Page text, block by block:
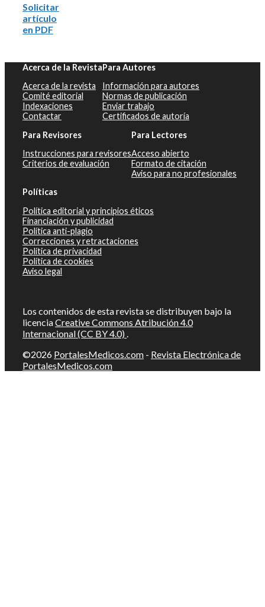
Solicitar
artículo
en PDF
Acerca de la Revista
Acerca de la revista
Comité editorial
Indexaciones
Contactar
Para Autores
Información para autores
Normas de publicación
Enviar trabajo
Certificados de autoría
Para Revisores
Instrucciones para revisores
Criterios de evaluación
Para Lectores
Acceso abierto
Formato de citación
Aviso para no profesionales
Políticas
Política editorial y principios éticos
Financiación y publicidad
Política anti-plagio
Correcciones y retractaciones
Política de privacidad
Política de cookies
Aviso legal
Los contenidos de esta revista se distribuyen bajo la
licenciaCreative Commons Atribución 4.0
Internacional (CC BY 4.0) .
©2026 PortalesMedicos.com - Revista Electrónica de
PortalesMedicos.com